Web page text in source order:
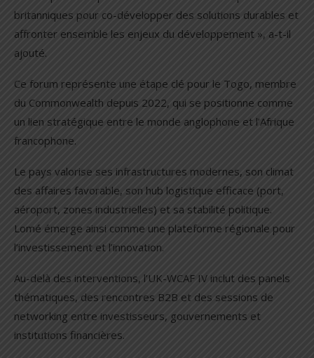
britanniques pour co-développer des solutions durables et
affronter ensemble les enjeux du développement », a-t-il
ajouté.
Ce forum représente une étape clé pour le Togo, membre
du Commonwealth depuis 2022, qui se positionne comme
un lien stratégique entre le monde anglophone et l’Afrique
francophone.
Le pays valorise ses infrastructures modernes, son climat
des affaires favorable, son hub logistique efficace (port,
aéroport, zones industrielles) et sa stabilité politique.
Lomé émerge ainsi comme une plateforme régionale pour
l’investissement et l’innovation.
Au-delà des interventions, l’UK-WCAF IV inclut des panels
thématiques, des rencontres B2B et des sessions de
networking entre investisseurs, gouvernements et
institutions financières.